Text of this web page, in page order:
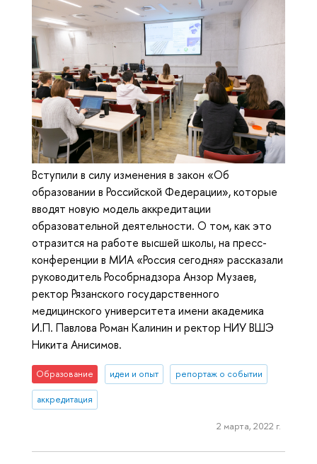
Вступили в силу изменения в закон «Об
образовании в Российской Федерации», которые
вводят новую модель аккредитации
образовательной деятельности. О том, как это
отразится на работе высшей школы, на пресс-
конференции в МИА «Россия сегодня» рассказали
руководитель Рособрнадзора Анзор Музаев,
ректор Рязанского государственного
медицинского университета имени академика
И.П. Павлова Роман Калинин и ректор НИУ ВШЭ
Никита Анисимов.
Образование идеи и опыт репортаж о событии
аккредитация
2 марта, 2022 г.